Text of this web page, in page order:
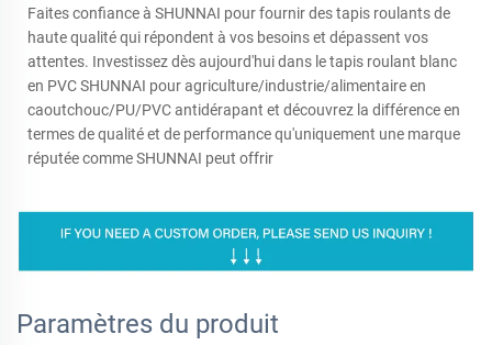
Faites confiance à SHUNNAI pour fournir des tapis roulants de
haute qualité qui répondent à vos besoins et dépassent vos
attentes. Investissez dès aujourd'hui dans le tapis roulant blanc
en PVC SHUNNAI pour agriculture/industrie/alimentaire en
caoutchouc/PU/PVC antidérapant et découvrez la différence en
termes de qualité et de performance qu'uniquement une marque
réputée comme SHUNNAI peut offrir
Paramètres du produit